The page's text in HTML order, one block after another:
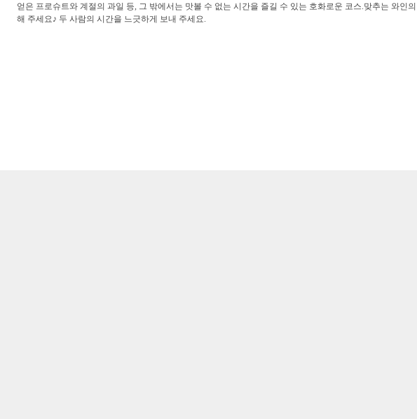
얻은 프로슈트와 계절의 과일 등, 그 밖에서는 맛볼 수 없는 시간을 즐길 수 있는 호화로운 코스.맞추는 와인
해 주세요♪ 두 사람의 시간을 느긋하게 보내 주세요.